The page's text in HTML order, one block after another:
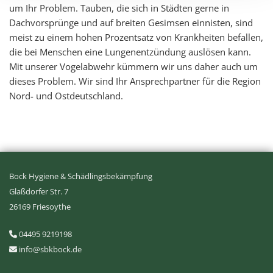
um Ihr Problem. Tauben, die sich in Städten gerne in
Dachvorsprünge und auf breiten Gesimsen einnisten, sind
meist zu einem hohen Prozentsatz von Krankheiten befallen,
die bei Menschen eine Lungenentzündung auslösen kann.
Mit unserer Vogelabwehr kümmern wir uns daher auch um
dieses Problem. Wir sind Ihr Ansprechpartner für die Region
Nord- und Ostdeutschland.
Bock Hygiene & Schädlingsbekämpfung
Glaßdorfer Str. 7
26169 Friesoythe
 04495 9219198
 info@sbkbock.de